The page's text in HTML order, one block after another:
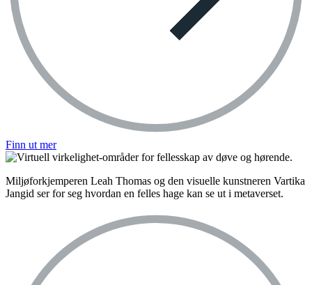
Finn ut mer
Miljøforkjemperen Leah Thomas og den visuelle kunstneren Vartika
Jangid ser for seg hvordan en felles hage kan se ut i metaverset.